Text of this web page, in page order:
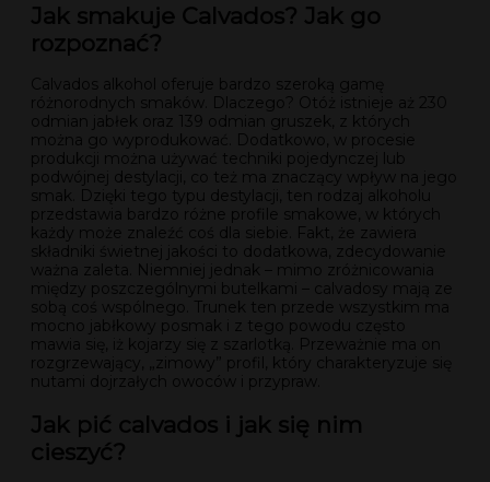
Jak smakuje Calvados? Jak go
rozpoznać?
Calvados alkohol oferuje bardzo szeroką gamę
różnorodnych smaków. Dlaczego? Otóż istnieje aż 230
odmian jabłek oraz 139 odmian gruszek, z których
można go wyprodukować. Dodatkowo, w procesie
produkcji można używać techniki pojedynczej lub
podwójnej destylacji, co też ma znaczący wpływ na jego
smak. Dzięki tego typu destylacji, ten rodzaj alkoholu
przedstawia bardzo różne profile smakowe, w których
każdy może znaleźć coś dla siebie. Fakt, że zawiera
składniki świetnej jakości to dodatkowa, zdecydowanie
ważna zaleta. Niemniej jednak – mimo zróżnicowania
między poszczególnymi butelkami – calvadosy mają ze
sobą coś wspólnego. Trunek ten przede wszystkim ma
mocno jabłkowy posmak i z tego powodu często
mawia się, iż kojarzy się z szarlotką. Przeważnie ma on
rozgrzewający, „zimowy” profil, który charakteryzuje się
nutami dojrzałych owoców i przypraw.
Jak pić calvados i jak się nim
cieszyć?